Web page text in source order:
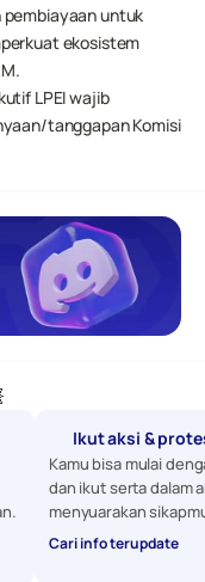
pembiayaan untuk
ekosistem
LPEI wajib
tanggapan Komisi
Ikut aksi &
Kamu bisa mulai
dan ikut serta dalam
menyuarakan
Cari info terupdate